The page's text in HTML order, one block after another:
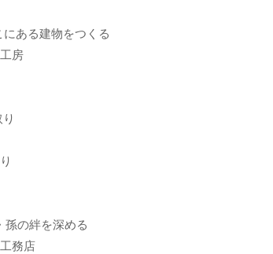
ある建物をつくる
房
孫の絆を深める
務店